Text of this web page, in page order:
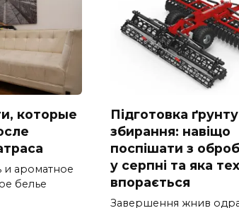
которые
и ароматное
белье
Підготовка
збирання: навіщо
поспішати з
у серпні та яка
впорається
Завершення жнив